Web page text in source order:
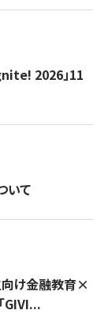
2026」11
いて
向け金融教育×
GIVI...